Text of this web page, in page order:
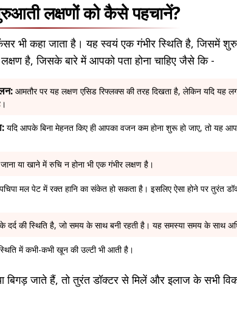
लक्षणों को कैसे पहचानें?
भी कहा जाता है। यह स्वयं एक गंभीर स्थिति है, जिसमें
है, जिसके बारे में आपको पता होना चाहिए जैसे कि -
आमतौर पर यह लक्षण एसिड रिफ्लक्स की तरह दिखता है, लेकिन यदि यह
यदि आपके बिना मेहनत किए ही आपका वजन कम होना शुरू हो जाए, तो यह
या खाने में रुचि न होना भी एक गंभीर लक्षण है।
मल पेट में रक्त हानि का संकेत हो सकता है। इसलिए ऐसा होने पर तुरंत
दर्द की स्थिति है, जो समय के साथ बनी रहती है। यह समस्या समय के साथ
में कभी-कभी खून की उल्टी भी आती है।
बिगड़ जाते हैं, तो तुरंत डॉक्टर से मिलें और इलाज के सभी